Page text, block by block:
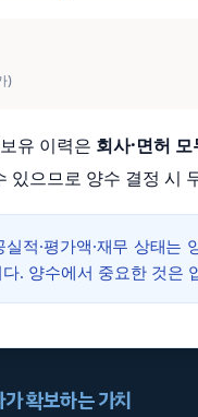
)
유 이력은 회사·면허
있으므로 양수 결정 시
적·평가액·재무 상태는
. 양수에서 중요한 것은
확보하는 가치